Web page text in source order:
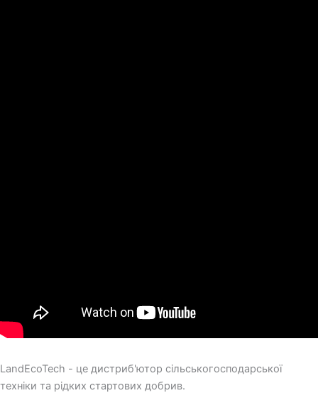
LandEcoTech - це дистриб'ютор сільськогосподарської
техніки та рідких стартових добрив.